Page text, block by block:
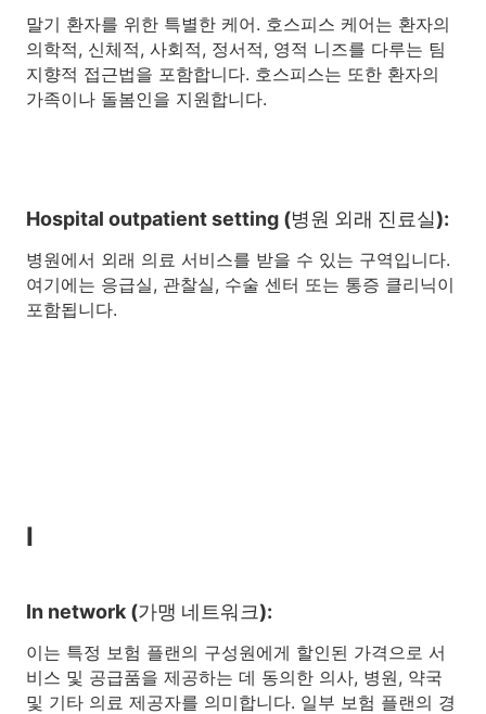
말기 환자를 위한 특별한 케어. 호스피스 케어는 환자의
의학적, 신체적, 사회적, 정서적, 영적 니즈를 다루는 팀
지향적 접근법을 포함합니다. 호스피스는 또한 환자의
가족이나 돌봄인을 지원합니다.
Hospital outpatient setting (병원 외래 진료실):
병원에서 외래 의료 서비스를 받을 수 있는 구역입니다.
여기에는 응급실, 관찰실, 수술 센터 또는 통증 클리닉이
포함됩니다.
I
In network (가맹 네트워크):
이는 특정 보험 플랜의 구성원에게 할인된 가격으로 서
비스 및 공급품을 제공하는 데 동의한 의사, 병원, 약국
및 기타 의료 제공자를 의미합니다. 일부 보험 플랜의 경